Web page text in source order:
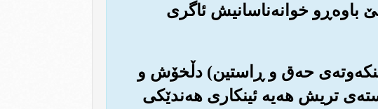
باوه‌ڕو خوانه‌ناسانیش ئاگری
حه‌ق و ڕاستین) دڵخۆش و
تریش هه‌یه ئینکاری هه‌ندێکی